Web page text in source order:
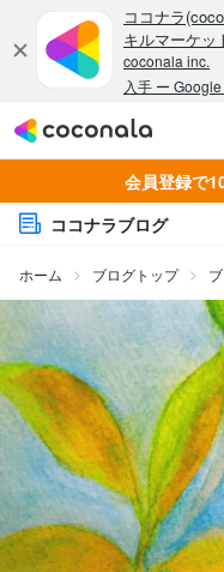
会員登録で
ココナラブログ
ホーム ブログトップ